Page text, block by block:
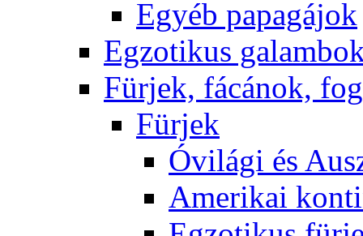
Egyéb papagájok
Egzotikus
Fürjek, fácánok,
Fürjek
Óvilági és
Amerikai